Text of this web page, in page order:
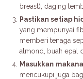
breast), daging
Pastikan setiap
yang mempunyai
memberi tenaga
almond, buah epal
Masukkan
mencukupi juga